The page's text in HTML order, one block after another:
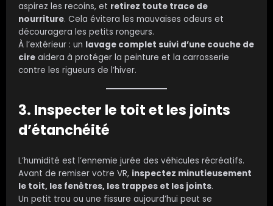
aspirez les recoins, et retirez toute trace de
nourriture. Cela évitera les mauvaises odeurs et
découragera les petits rongeurs.
À l’extérieur : un lavage complet suivi d’une couche de
cire aidera à protéger la peinture et la carrosserie
contre les rigueurs de l’hiver.
3. Inspecter le toit et les joints
d’étanchéité
L’humidité est l’ennemie jurée des véhicules récréatifs.
Avant de remiser votre VR, inspectez minutieusement
le toit, les fenêtres, les trappes et les joints.
Un petit trou ou une fissure aujourd’hui peut se